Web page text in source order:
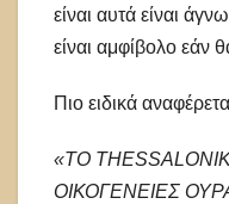
είναι αυτά είναι
είναι αμφίβολο εάν
Πιο ειδικά
«ΤΟ
ΟΙΚΟΓΕΝΕΙΕΣ